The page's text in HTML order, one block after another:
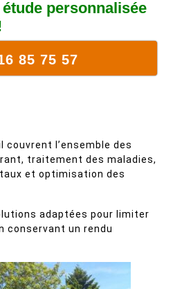
personnalisée
85 75 57
couvrent l’ensemble des
traitement des maladies,
et optimisation des
adaptées pour limiter
conservant un rendu